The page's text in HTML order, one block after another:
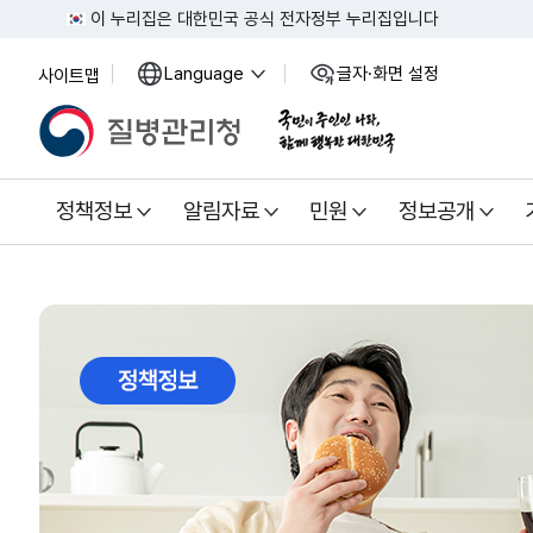
이 누리집은 대한민국 공식 전자정부 누리집입니다
사이트맵 Language 열
글자·화면 설정
정책정보 알림자료 민원 정보공개